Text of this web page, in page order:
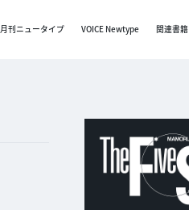
月刊ニュータイプ VOICE Newtype 関連書籍